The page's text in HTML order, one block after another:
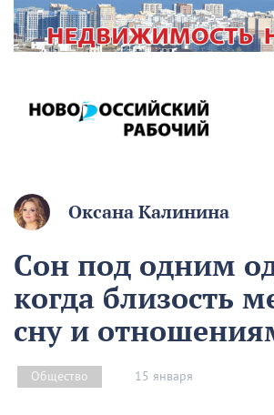
Оксана Калинина
Сон под одним
когда близость
сну и
Общество 15 января